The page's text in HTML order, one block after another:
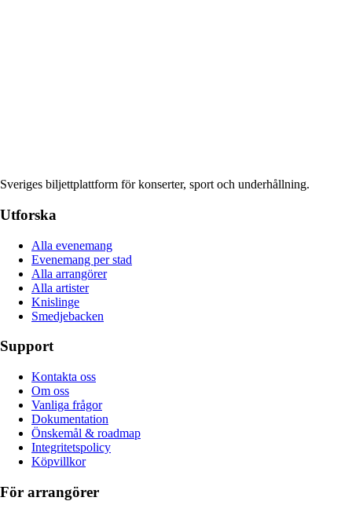
Sveriges biljettplattform för konserter, sport och underhållning.
Utforska
Alla evenemang
Evenemang per stad
Alla arrangörer
Alla artister
Knislinge
Smedjebacken
Support
Kontakta oss
Om oss
Vanliga frågor
Dokumentation
Önskemål & roadmap
Integritetspolicy
Köpvillkor
För arrangörer